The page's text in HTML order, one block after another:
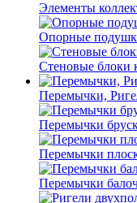
Элементы
Опорные
Стеновые блоки
Перемычки,
Перемычки
Перемычки
Перемычки